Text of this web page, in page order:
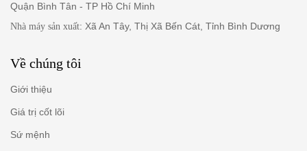
Quận Bình Tân - TP Hồ Chí Minh
Nhà máy sản xuất: Xã An Tây, Thị Xã Bến Cát, Tỉnh Bình Dương
Về chúng tôi
Giới thiệu
Giá trị cốt lõi
Sứ mệnh